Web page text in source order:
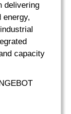
delivering
energy,
capacity